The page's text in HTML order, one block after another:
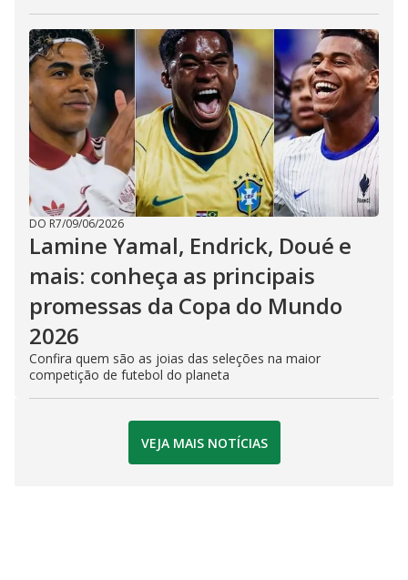
DO R7/09/06/2026
Lamine Yamal, Endrick, Doué e
mais: conheça as principais
promessas da Copa do Mundo
2026
Confira quem são as joias das seleções na maior
competição de futebol do planeta
VEJA MAIS NOTÍCIAS